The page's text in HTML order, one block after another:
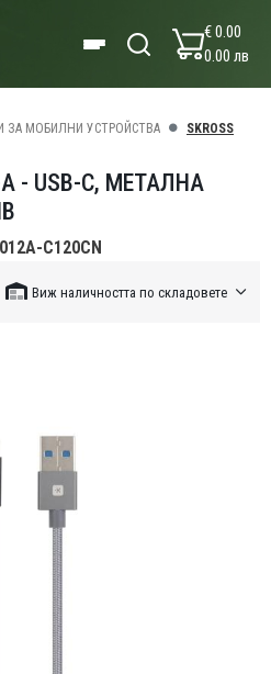
€ 0.00
0.00 лв
ЗА МОБИЛНИ УСТРОЙСТВА SKROSS
A - USB-C, МЕТАЛНА
C120CN
Виж наличността по складовете